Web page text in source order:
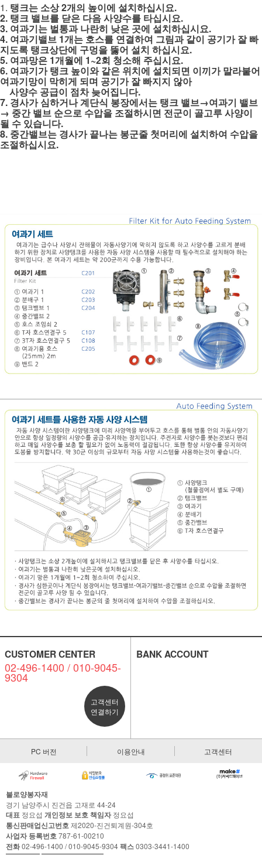
1. 탱크는 소상 2개의 높이에 설치하십시요.
2. 탱크 밸브를 닫은 다음 사양수를 타십시요.
3. 여과기는 벌통과 나란히 낮은 곳에 설치하십시요.
4. 여과기밸브 1개는 호스를 연결하여 그림과 같이 공기가 잘 빠
지도록 탱크상단에 구멍을 뚫어 설치 하십시요.
5. 여과망은 1개월에 1~2회 청소해 주십시요.
6. 여과기가 탱크 높이와 같은 위치에 설치되면 이끼가 말라붙어
여과기망이 막히게 되며 공기가 잘 빠지지 않아
사양수 공급이 점차 늦어집니다.
7. 경사가 심하거나 계단식 봉장에서는 탱크 밸브→여과기 밸브
→ 중간 밸브 순으로 수압을 조절하시면 전군이 골고루 사양이
될 수 있습니다.
8. 중간밸브는 경사가 끝나는 봉군줄 첫머리에 설치하여 수압을
조절하십시요.
CUSTOMER CENTER
02-496-1400 / 010-9045-
9304
고객센터
연결하기
BANK ACCOUNT
PC 버전 이용안내 고객센터
불로양봉자재
경기 남양주시 진건읍 고재로 44-24
대표 정요섭 개인정보 보호 책임자정요섭
통신판매업신고번호제2020-진건퇴계원-304호
사업자 등록번호787-61-00210
전화02-496-1400 / 010-9045-9304팩스0303-3441-1400